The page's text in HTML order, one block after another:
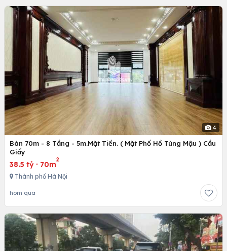
4
Bán 70m - 8 Tầng - 5m.Mặt Tiền. ( Mặt Phố Hồ Tùng Mậu ) Cầu
Giấy
38.5 tỷ · 70m
2
Thành phố Hà Nội
hôm qua